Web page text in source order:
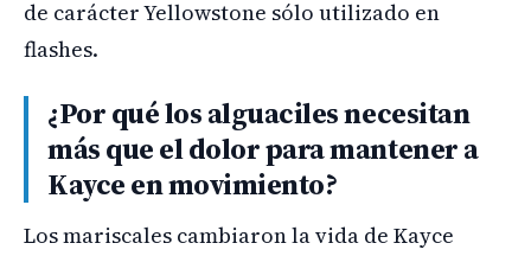
de carácter Yellowstone sólo utilizado en
flashes.
¿Por qué los alguaciles necesitan
más que el dolor para mantener a
Kayce en movimiento?
Los mariscales cambiaron la vida de Kayce